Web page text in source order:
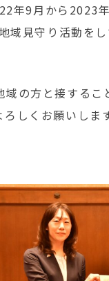
年9月から2023
域見守り活動を
の方と接する
しくお願いしま